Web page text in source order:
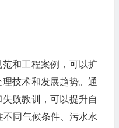
和工程案例，可以扩
技术和发展趋势。通
败教训，可以提升自
同气候条件、污水水